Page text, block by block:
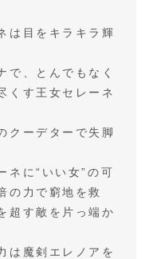
は目をキラキラ輝
で、とんでもなく
くす王女セレーネ
クーデターで失脚
ネに“いい女”の可
の力で窮地を救
超す敵を片っ端か
は魔剣エレノアを